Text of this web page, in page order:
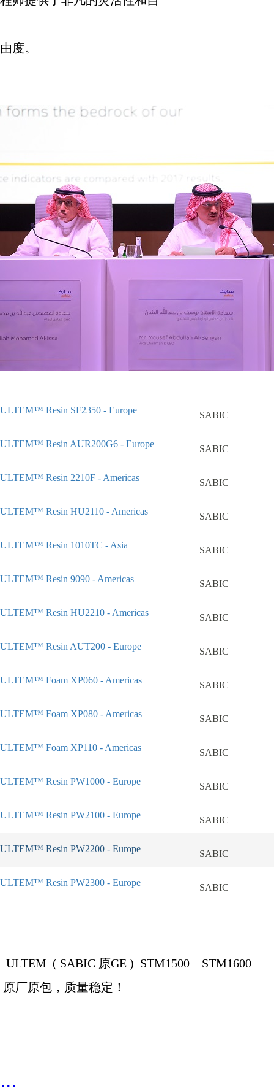
由度。
ULTEM™ Resin SF2350 - Europe SABIC
ULTEM™ Resin AUR200G6 - Europe SABIC
ULTEM™ Resin 2210F - Americas SABIC
ULTEM™ Resin HU2110 - Americas SABIC
ULTEM™ Resin 1010TC - Asia SABIC
ULTEM™ Resin 9090 - Americas SABIC
ULTEM™ Resin HU2210 - Americas SABIC
ULTEM™ Resin AUT200 - Europe SABIC
ULTEM™ Foam XP060 - Americas SABIC
ULTEM™ Foam XP080 - Americas SABIC
ULTEM™ Foam XP110 - Americas SABIC
ULTEM™ Resin PW1000 - Europe SABIC
ULTEM™ Resin PW2100 - Europe SABIC
ULTEM™ Resin PW2200 - Europe SABIC
ULTEM™ Resin PW2300 - Europe SABIC
ULTEM ( SABIC 原GE ) STM1500 STM1600
原厂原包，质量稳定！
...